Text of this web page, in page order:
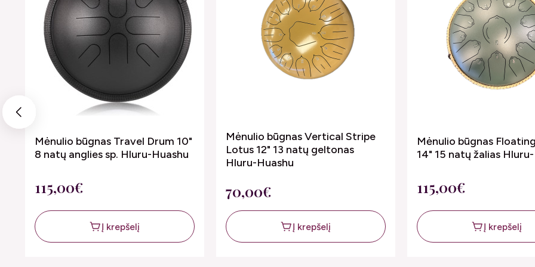
Previous
Mėnulio būgnas Travel Drum 10"
8 natų anglies sp. Hluru-Huashu
115,00€
Į krepšelį
Mėnulio būgnas Vertical Stripe
Lotus 12" 13 natų geltonas
Hluru-Huashu
70,00€
Į krepšelį
Mėnulio būgnas
14" 15 natų žalias
115,00€
Į krepšelį